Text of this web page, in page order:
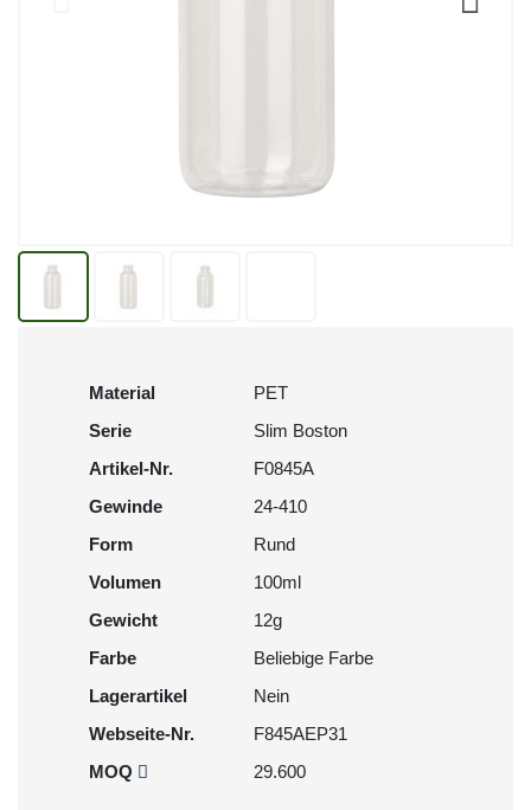
Material
PET
Serie
Slim Boston
Artikel-Nr.
F0845A
Gewinde
24-410
Form
Rund
Volumen
100ml
Gewicht
12g
Farbe
Beliebige Farbe
Lagerartikel
Nein
Webseite-Nr.
F845AEP31
MOQ
29.600